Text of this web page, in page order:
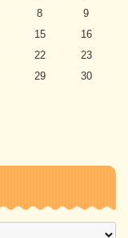
8
9
15
16
22
23
29
30